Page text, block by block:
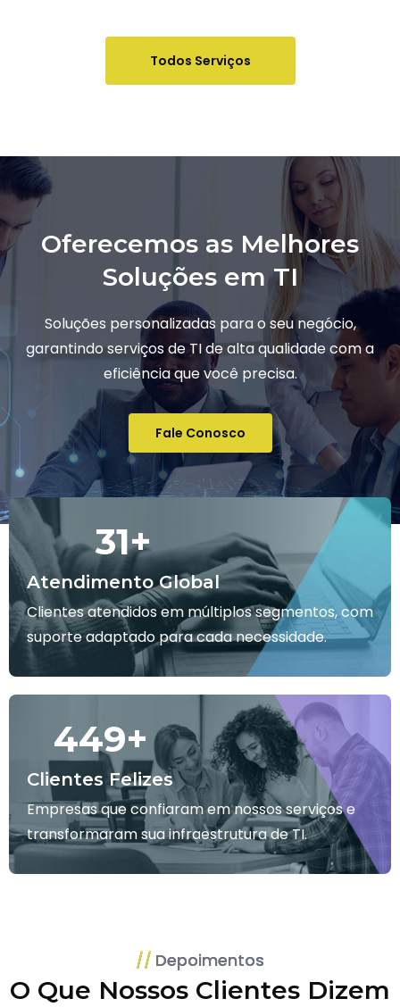
Todos Serviços
Oferecemos as Melhores
Soluções em TI
Soluções personalizadas para o seu negócio,
garantindo serviços de TI de alta qualidade com a
eficiência que você precisa.
Fale Conosco
Atendimento Global
32+
Clientes atendidos em múltiplos segmentos, com
suporte adaptado para cada necessidade.
Clientes Felizes
450+
Empresas que confiaram em nossos serviços e
transformaram sua infraestrutura de TI.
Depoimentos
O Que Nossos Clientes Dizem